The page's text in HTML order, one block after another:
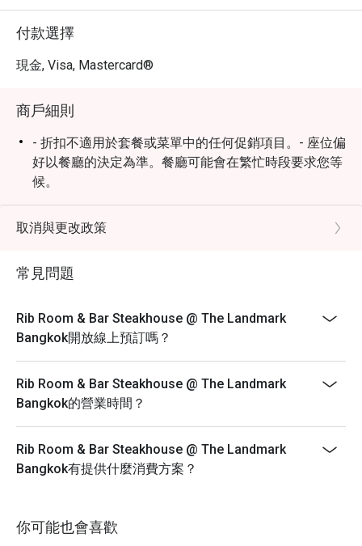
付款選擇
現金, Visa, Mastercard®
商戶細則
- 折扣不適用於套餐或菜單中的任何促銷項目。- 座位偏
好以餐廳的決定為準。餐廳可能會在繁忙時段要求您等
候。
取消與更改政策
常見問題
Rib Room & Bar Steakhouse @ The Landmark
Bangkok開放線上預訂嗎？
Rib Room & Bar Steakhouse @ The Landmark
Bangkok的營業時間？
Rib Room & Bar Steakhouse @ The Landmark
Bangkok有提供什麼消費方案？
你可能也會喜歡